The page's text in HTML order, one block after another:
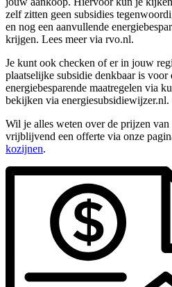
zelf zitten geen subsidies
en nog een aanvullende
krijgen. Lees meer via rvo.nl.
Je kunt ook checken of er in jouw
plaatselijke subsidie denkbaar is voor
energiebesparende maatregelen via
bekijken via energiesubsidiewijzer.nl.
Wil je alles weten over de prijzen
vrijblijvend een offerte via onze
kozijnen.